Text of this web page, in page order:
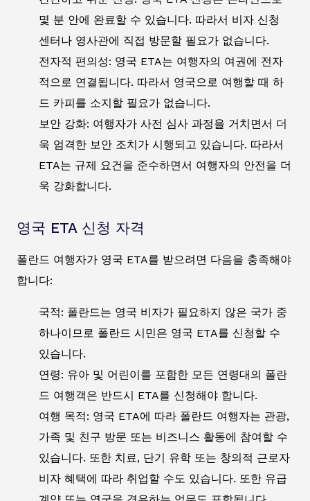
몇 분 안에 완료할 수 있습니다. 따라서 비자 신청
센터나 영사관에 직접 방문할 필요가 없습니다.
전자적 편의성: 영국 ETA는 여행자의 여권에 전자
적으로 연결됩니다. 따라서 영국으로 여행할 때 하
드 카피를 소지할 필요가 없습니다.
보안 강화: 여행자가 사전 심사 과정을 거치면서 더
욱 엄격한 보안 조치가 시행되고 있습니다. 따라서
ETA는 규제 요건을 준수하면서 여행자의 안전을 더
욱 강화합니다.
영국 ETA 신청 자격
폴란드 여행자가 영국 ETA를 받으려면 다음을 충족해야
합니다:
국적: 폴란드는 영국 비자가 필요하지 않은 국가 중
하나이므로 폴란드 시민은 영국 ETA를 신청할 수
있습니다.
연령: 유아 및 어린이를 포함한 모든 연령대의 폴란
드 여행객은 반드시 ETA를 신청해야 합니다.
여행 목적: 영국 ETA에 따라 폴란드 여행자는 관광,
가족 및 친구 방문 또는 비즈니스 활동에 참여할 수
있습니다. 또한 치료, 단기 유학 또는 창의적 근로자
비자 혜택에 따라 취업할 수도 있습니다. 또한 유급